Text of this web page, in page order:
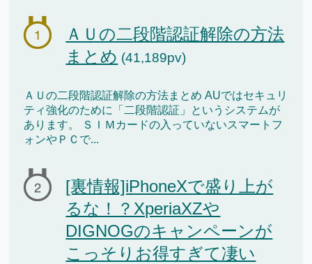
ＡＵの二段階認証解除の方法
まとめ (41,189pv)
ＡＵの二段階認証解除の方法まとめ AUではセキュリ
ティ強化のために「二段階認証」というシステムが
あります。 ＳＩＭカードの入っていないスマートフ
ォンやＰＣで...
[裏情報]iPhoneXで盛り上が
るな！？XperiaXZや
DIGNOGのキャンペーンが
こっそりお得すぎて凄い